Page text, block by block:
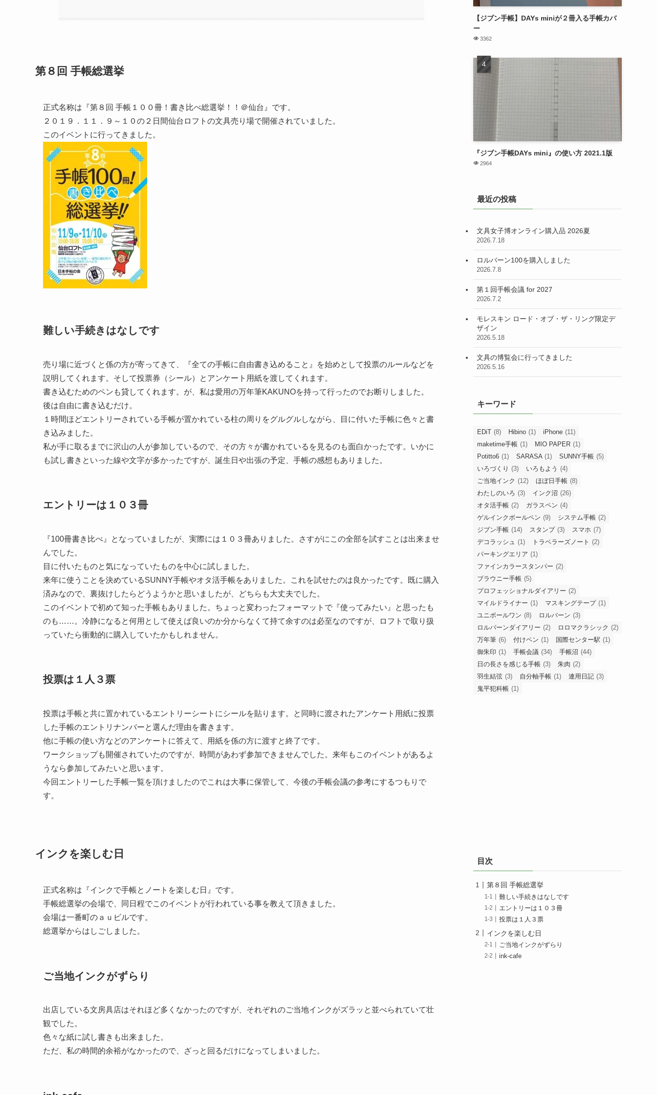
第８回 手帳総選挙
正式名称は『第８回 手帳１００冊！書き比べ総選挙！！＠仙台』です。
２０１９．１１．９～１０の２日間仙台ロフトの文具売り場で開催されていました。
このイベントに行ってきました。
難しい手続きはなしです
売り場に近づくと係の方が寄ってきて、『全ての手帳に自由書き込めること』を始めとして投票のルールなどを
説明してくれます。そして投票券（シール）とアンケート用紙を渡してくれます。
書き込むためのペンも貸してくれます。が、私は愛用の万年筆KAKUNOを持って行ったのでお断りしました。
後は自由に書き込むだけ。
１時間ほどエントリーされている手帳が置かれている柱の周りをグルグルしながら、目に付いた手帳に色々と書
き込みました。
私が手に取るまでに沢山の人が参加しているので、その方々が書かれているを見るのも面白かったです。いかに
も試し書きといった線や文字が多かったですが、誕生日や出張の予定、手帳の感想もありました。
エントリーは１０３冊
『100冊書き比べ』となっていましたが、実際には１０３冊ありました。さすがにこの全部を試すことは出来ませ
んでした。
目に付いたものと気になっていたものを中心に試しました。
来年に使うことを決めているSUNNY手帳やオタ活手帳をありました。これを試せたのは良かったです。既に購入
済みなので、裏抜けしたらどうようかと思いましたが、どちらも大丈夫でした。
このイベントで初めて知った手帳もありました。ちょっと変わったフォーマットで『使ってみたい』と思ったも
のも……。冷静になると何用として使えば良いのか分からなくて持て余すのは必至なのですが、ロフトで取り扱
っていたら衝動的に購入していたかもしれません。
投票は１人３票
投票は手帳と共に置かれているエントリーシートにシールを貼ります。と同時に渡されたアンケート用紙に投票
した手帳のエントリナンバーと選んだ理由を書きます。
他に手帳の使い方などのアンケートに答えて、用紙を係の方に渡すと終了です。
ワークショップも開催されていたのですが、時間があわず参加できませんでした。来年もこのイベントがあるよ
うなら参加してみたいと思います。
今回エントリーした手帳一覧を頂けましたのでこれは大事に保管して、今後の手帳会議の参考にするつもりで
す。
インクを楽しむ日
正式名称は『インクで手帳とノートを楽しむ日』です。
手帳総選挙の会場で、同日程でこのイベントが行われている事を教えて頂きました。
会場は一番町のａｕビルです。
総選挙からはしごしました。
ご当地インクがずらり
出店している文房具店はそれほど多くなかったのですが、それぞれのご当地インクがズラッと並べられていて壮
観でした。
色々な紙に試し書きも出来ました。
ただ、私の時間的余裕がなかったので、ざっと回るだけになってしまいました。
【ジブン手帳】DAYs miniが２冊入る手帳カバ
ー
3362
『ジブン手帳DAYs mini』の使い方 2021.1版
2964
最近の投稿
文具女子博オンライン購入品 2026夏
2026.7.18
ロルバーン100を購入しました
2026.7.8
第１回手帳会議 for 2027
2026.7.2
モレスキン ロード・オブ・ザ・リング限定デ
ザイン
2026.5.18
文具の博覧会に行ってきました
2026.5.16
キーワード
EDiT (8) Hibino (1) iPhone (11)
maketime手帳 (1) MIO PAPER (1)
Potitto6 (1) SARASA (1) SUNNY手帳 (5)
いろづくり (3) いろもよう (4)
ご当地インク (12) ほぼ日手帳 (8)
わたしのいろ (3) インク沼 (26)
オタ活手帳 (2) ガラスペン (4)
ゲルインクボールペン (9) システム手帳 (2)
ジブン手帳 (14) スタンプ (3) スマホ (7)
デコラッシュ (1) トラベラーズノート (2)
パーキングエリア (1)
ファインカラースタンパー (2)
ブラウニー手帳 (5)
プロフェッショナルダイアリー (2)
マイルドライナー (1) マスキングテープ (1)
ユニボールワン (8) ロルバーン (3)
ロルバーンダイアリー (2) ロロマクラシック (2)
万年筆 (6) 付けペン (1) 国際センター駅 (1)
御朱印 (1) 手帳会議 (34) 手帳沼 (44)
日の長さを感じる手帳 (3) 朱肉 (2)
羽生結弦 (3) 自分軸手帳 (1) 連用日記 (3)
鬼平犯科帳 (1)
目次
第８回 手帳総選挙
難しい手続きはなしです
エントリーは１０３冊
投票は１人３票
インクを楽しむ日
ご当地インクがずらり
ink-cafe